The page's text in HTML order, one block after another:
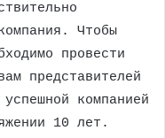
Чтобы
провести
представителей
компанией
10 лет.